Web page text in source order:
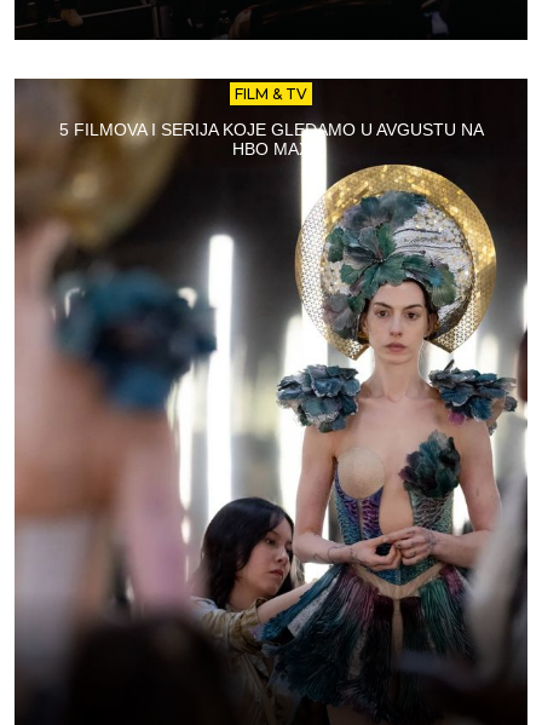
FILM & TV
5 FILMOVA I SERIJA KOJE GLEDAMO U AVGUSTU NA
HBO MAX